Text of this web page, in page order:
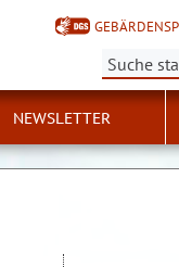
Suche:
NEWSLETTER